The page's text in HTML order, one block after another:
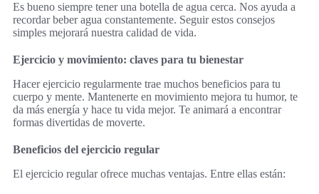
Es bueno siempre tener una botella de agua cerca. Nos ayuda a
recordar beber agua constantemente. Seguir estos consejos
simples mejorará nuestra calidad de vida.
Ejercicio y movimiento: claves para tu bienestar
Hacer ejercicio regularmente trae muchos beneficios para tu
cuerpo y mente. Mantenerte en movimiento mejora tu humor, te
da más energía y hace tu vida mejor. Te animará a encontrar
formas divertidas de moverte.
Beneficios del ejercicio regular
El ejercicio regular ofrece muchas ventajas. Entre ellas están: